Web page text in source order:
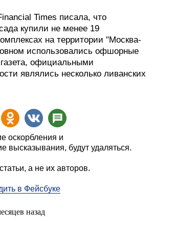
Times писала, что
купили не менее 19
на территории "Москва-
использовались офшорные
официальными
являлись несколько ливанских
оскорбления и
высказывания, будут удаляться.
а не их авторов.
в Фейсбуке